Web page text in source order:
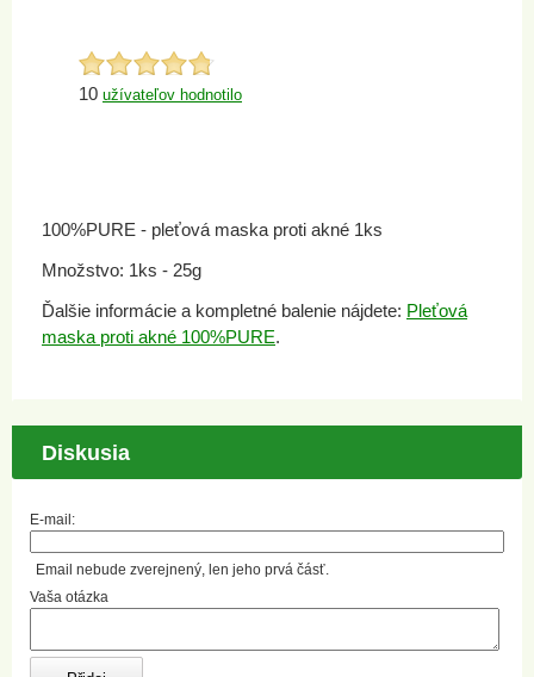
10 užívateľov hodnotilo
100%PURE - pleťová maska proti akné 1ks
Množstvo: 1ks - 25g
Ďalšie informácie a kompletné balenie nájdete: Pleťová
maska proti akné 100%PURE.
Diskusia
E-mail:
Email nebude zverejnený, len jeho prvá čásť.
Vaša otázka